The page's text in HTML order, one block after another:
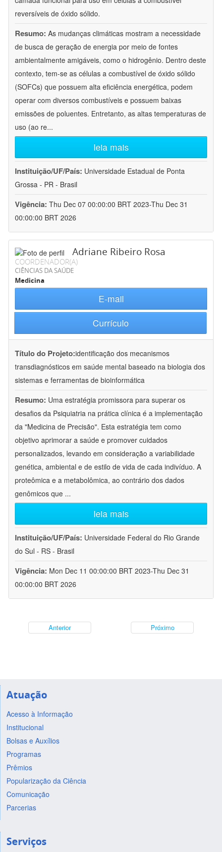
reversíveis de óxido sólido.
Resumo: As mudanças climáticas mostram a necessidade
de busca de geração de energia por meio de fontes
ambientalmente amigáveis, como o hidrogênio. Dentro deste
contexto, tem-se as células a combustível de óxido sólido
(SOFCs) que possuem alta eficiência energética, podem
operar com diversos combustíveis e possuem baixas
emissões de poluentes. Entretanto, as altas temperaturas de
uso (ao re...
leia mais
Instituição/UF/País: Universidade Estadual de Ponta
Grossa - PR - Brasil
Vigência: Thu Dec 07 00:00:00 BRT 2023-Thu Dec 31
00:00:00 BRT 2026
Adriane Ribeiro Rosa
COORDENADOR(A)
CIÊNCIAS DA SAÚDE
Medicina
E-mail
Currículo
Título do Projeto:identificação dos mecanismos
transdiagnósticos em saúde mental baseado na biologia dos
sistemas e ferramentas de bioinformática
Resumo: Uma estratégia promissora para superar os
desafios da Psiquiatria na prática clínica é a implementação
da "Medicina de Precisão". Esta estratégia tem como
objetivo aprimorar a saúde e promover cuidados
personalizados, levando em consideração a variabilidade
genética, ambiental e de estilo de vida de cada indivíduo. A
proteômica e a metabolômica, ao contrário dos dados
genômicos que ...
leia mais
Instituição/UF/País: Universidade Federal do Rio Grande
do Sul - RS - Brasil
Vigência: Mon Dec 11 00:00:00 BRT 2023-Thu Dec 31
00:00:00 BRT 2026
Anterior Próximo
Atuação
Acesso à Informação
Institucional
Bolsas e Auxílios
Programas
Prêmios
Popularização da Ciência
Comunicação
Parcerias
Serviços